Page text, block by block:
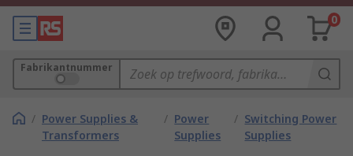
0
Fabrikantnummer
/ Power Supplies &
Transformers
/ Power
Supplies
/ Switching Power
Supplies